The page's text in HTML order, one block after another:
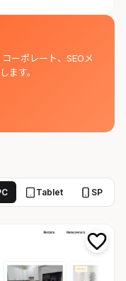
ーポレート、SEOメ
ます。
Tablet SP